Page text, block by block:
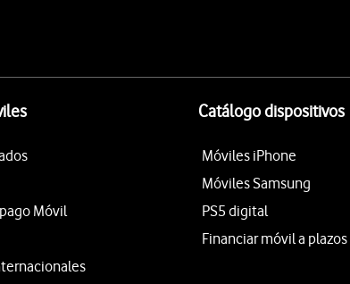
Móvil
Catálogo dispositivos
Móviles iPhone
Móviles Samsung
PS5 digital
Financiar móvil a plazos